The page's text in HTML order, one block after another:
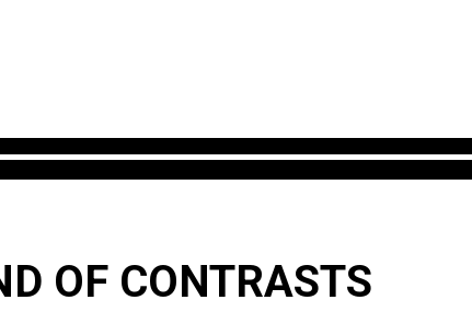
OF CONTRASTS